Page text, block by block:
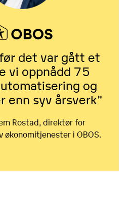
det var gått et
vi oppnådd 75
og
enn syv årsverk"
Rostad, direktør for
økonomitjenester i OBOS.